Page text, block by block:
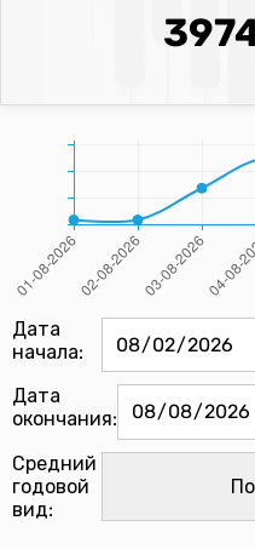
Дата
начала:
Дата
окончания:
Средний
годовой
вид: